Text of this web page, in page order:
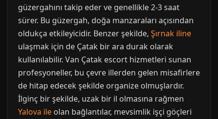
güzergahını takip eder ve genellikle 2-3 saat
sürer. Bu güzergah, doğa manzaraları açısından
oldukça etkileyicidir. Benzer şekilde, Şırnak iline
ulaşmak için de Çatak bir ara durak olarak
kullanılabilir. Van Çatak escort hizmetleri sunan
profesyoneller, bu çevre illerden gelen misafirlere
de hitap edecek şekilde organize olmuşlardır.
İlginç bir şekilde, uzak bir il olmasına rağmen
Yalova ile olan bağlantılar, mevsimlik işçi göçleri